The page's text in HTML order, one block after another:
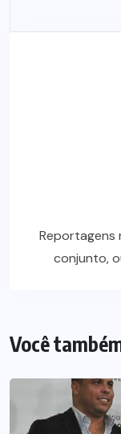
Reportagens
conjunto,
Você